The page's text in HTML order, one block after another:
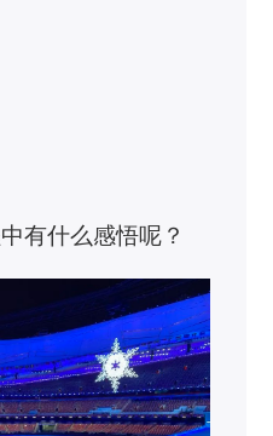
有什么感悟呢？